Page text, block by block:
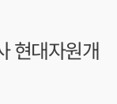
현대자원개